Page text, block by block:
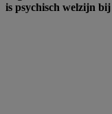
is psychisch welzijn